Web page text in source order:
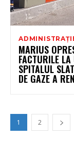
MARIUS
FACTURILE
SPITALUL
DE GAZE A
1 2